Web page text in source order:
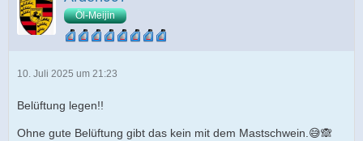
Öl-Meijin
10. Juli 2025 um 21:23
Belüftung legen!!
Ohne gute Belüftung gibt das kein mit dem Mastschwein.😅🙈